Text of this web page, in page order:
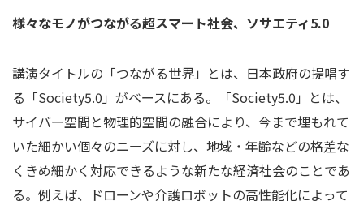
様々なモノがつながる超スマート社会、ソサエティ5.0
講演タイトルの「つながる世界」とは、日本政府の提唱す
る「Society5.0」がベースにある。「Society5.0」とは、
サイバー空間と物理的空間の融合により、今まで埋もれて
いた細かい個々のニーズに対し、地域・年齢などの格差な
くきめ細かく対応できるような新たな経済社会のことであ
る。例えば、ドローンや介護ロボットの高性能化によって